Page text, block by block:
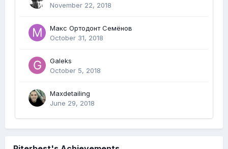
November 22, 2018
Макс Ортодонт Семёнов
October 31, 2018
Galeks
October 5, 2018
Maxdetailing
June 29, 2018